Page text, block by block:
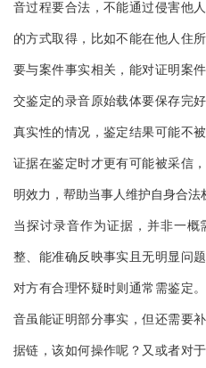
音过程要合法，不能通过侵害他
的方式取得，比如不能在他人住
要与案件事实相关，能对证明案
交鉴定的录音原始载体要保存完
真实性的情况，鉴定结果可能不
证据在鉴定时才更有可能被采信
明效力，帮助当事人维护自身合法
当探讨录音作为证据，并非一
整、能准确反映事实且无明显问
对方有合理怀疑时则通常需鉴定
音虽能证明部分事实，但还需要
据链，该如何操作呢？又或者对